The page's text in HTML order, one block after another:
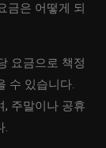
금은 어떻게 되
요금으로 책정
수 있습니다.
, 주말이나 공휴
.